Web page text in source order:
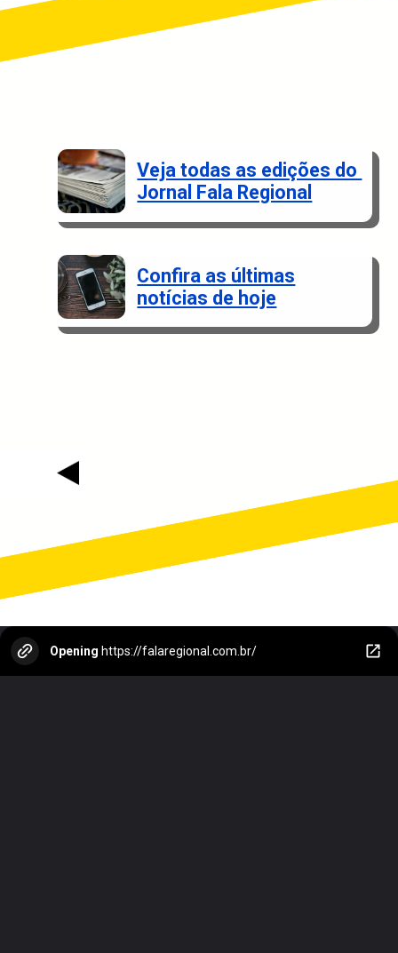
Veja todas as edições do
Jornal Fala Regional
Confira as últimas
notícias de hoje
Opening https://falaregional.com.br/